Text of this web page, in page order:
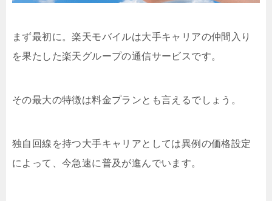
まず最初に。楽天モバイルは大手キャリアの仲間入り
を果たした楽天グループの通信サービスです。
その最大の特徴は料金プランとも言えるでしょう。
独自回線を持つ大手キャリアとしては異例の価格設定
によって、今急速に普及が進んでいます。